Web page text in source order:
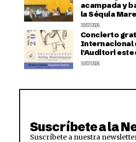
acampada y
la Séquia
30/07/2026
Concierto
Internacional
l’Auditori
30/07/2026
Suscríbete a la
Suscríbete a nuestra